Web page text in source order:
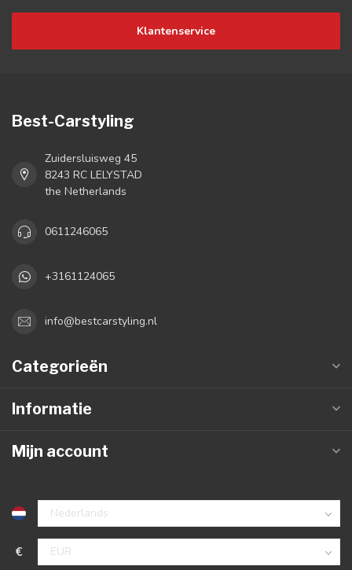
Klantenservice
Best-Carstyling
Zuidersluisweg 45
8243 RC LELYSTAD
the Netherlands
0611246065
+3161124065
info@bestcarstyling.nl
Categorieën
Informatie
Mijn account
€